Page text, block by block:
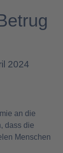
2024
an die
dass die
Menschen